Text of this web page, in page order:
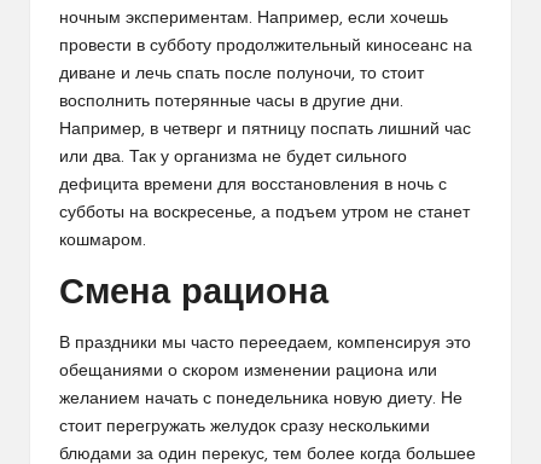
ночным экспериментам. Например, если хочешь
провести в субботу продолжительный киносеанс на
диване и лечь спать после полуночи, то стоит
восполнить потерянные часы в другие дни.
Например, в четверг и пятницу поспать лишний час
или два. Так у организма не будет сильного
дефицита времени для восстановления в ночь с
субботы на воскресенье, а подъем утром не станет
кошмаром.
Смена рациона
В праздники мы часто переедаем, компенсируя это
обещаниями о скором изменении рациона или
желанием начать с понедельника новую диету. Не
стоит перегружать желудок сразу несколькими
блюдами за один перекус, тем более когда большее